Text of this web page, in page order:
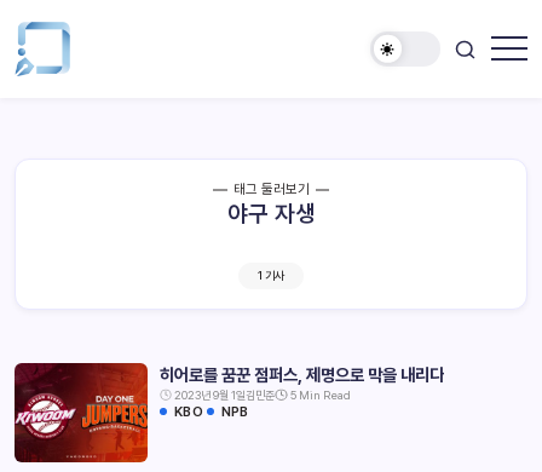
태그 둘러보기
야구 자생
1 기사
히어로를 꿈꾼 점퍼스, 제명으로 막을 내리다
2023년 9월 1일김민준 5 Min Read
KBO NPB